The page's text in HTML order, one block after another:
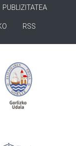
PUBLIZITATEA
RSS